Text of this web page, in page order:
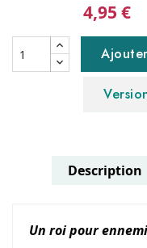
4,95 €
Description
Un roi pour